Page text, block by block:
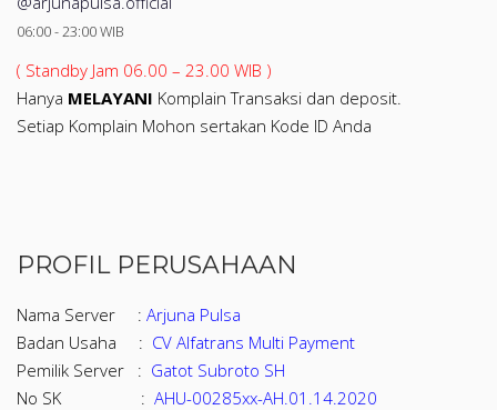
06:00 - 23:00 WIB
( Standby Jam 06.00 – 23.00 WIB )
Hanya MELAYANI Komplain Transaksi dan deposit.
Setiap Komplain Mohon sertakan Kode ID Anda
PROFIL PERUSAHAAN
Nama Server : Arjuna Pulsa
Badan Usaha : CV Alfatrans Multi Payment
Pemilik Server : Gatot Subroto SH
No SK : AHU-00285xx-AH.01.14.2020